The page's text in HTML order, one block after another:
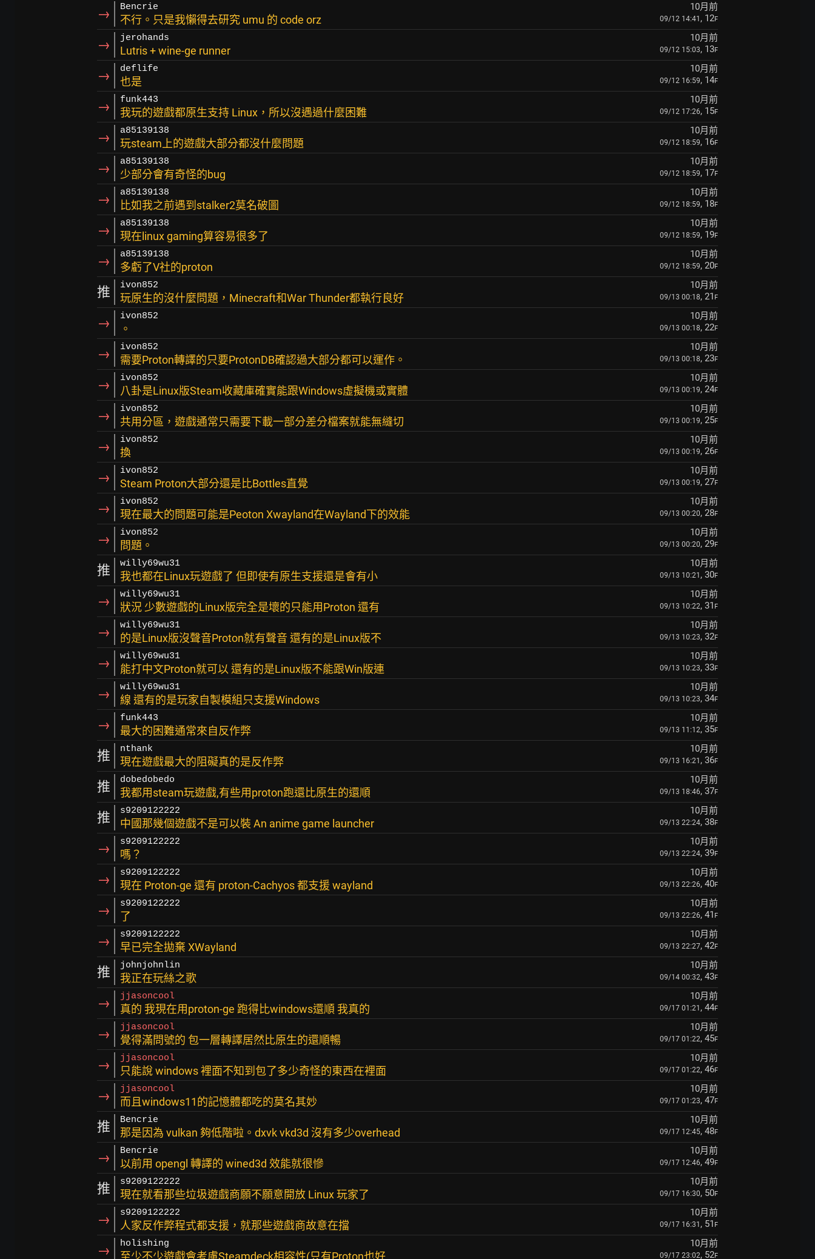
→ Bencrie 10月前
不行。只是我懶得去研究 umu 的 code orz 09/12 14:41 , 12F
→ jerohands 10月前
Lutris + wine-ge runner 09/12 15:03, 13F
→ deflife 10月前
也是 09/12 16:59, 14F
→ funk443 10月前
我玩的遊戲都原生支持 Linux，所以沒遇過什麼困難 09/12 17:26, 15F
→ a85139138 10月前
玩steam上的遊戲大部分都沒什麼問題 09/12 18:59, 16F
→ a85139138 10月前
少部分會有奇怪的bug 09/12 18:59, 17F
→ a85139138 10月前
比如我之前遇到stalker2莫名破圖 09/12 18:59, 18F
→ a85139138 10月前
現在linux gaming算容易很多了 09/12 18:59, 19F
→ a85139138 10月前
多虧了V社的proton 09/12 18:59, 20F
推 ivon852 10月前
玩原生的沒什麼問題，Minecraft和War Thunder都執行良好 09/13 00:18, 21 F
→ ivon852 10月前
。 09/13 00:18, 22F
→ ivon852 10月前
需要Proton轉譯的只要ProtonDB確認過大部分都可以運作。 09/13 00:18, 23F
→ ivon852 10月前
八卦是Linux版Steam收藏庫確實能跟Windows虛擬機或實體 09/13 00:19, 24F
→ ivon852 10月前
共用分區，遊戲通常只需要下載一部分差分檔案就能無縫切 09/13 00:19, 25F
→ ivon852 10月前
換 09/13 00:19, 26F
→ ivon852 10月前
Steam Proton大部分還是比Bottles直覺 09/13 00:19, 27F
→ ivon852 10月前
現在最大的問題可能是Peoton Xwayland在Wayland下的效能 09/13 00:20, 28F
→ ivon852 10月前
問題。 09/13 00:20, 29F
推 willy69wu31 10月前
我也都在Linux玩遊戲了 但即使有原生支援還是會有小 09/13 10:21 , 30F
→ willy69wu31 10月前
狀況 少數遊戲的Linux版完全是壞的只能用Proton 還有 09/13 10:22, 31 F
→ willy69wu31 10月前
的是Linux版沒聲音Proton就有聲音 還有的是Linux版不 09/13 10:23, 32F
→ willy69wu31 10月前
能打中文Proton就可以 還有的是Linux版不能跟Win版連 09/13 10:23, 33F
→ willy69wu31 10月前
線 還有的是玩家自製模組只支援Windows 09/13 10:23, 34F
→ funk443 10月前
最大的困難通常來自反作弊 09/13 11:12, 35F
推 nthank 10月前
現在遊戲最大的阻礙真的是反作弊 09/13 16:21 , 36F
推 dobedobedo 10月前
我都用steam玩遊戲,有些用proton跑還比原生的還順 09/13 18:46, 37F
推 s9209122222 10月前
中國那幾個遊戲不是可以裝 An anime game launcher 09/13 22:24, 38F
→ s9209122222 10月前
嗎？ 09/13 22:24, 39F
→ s9209122222 10月前
現在 Proton-ge 還有 proton-Cachyos 都支援 wayland 09/13 22:26, 40F
→ s9209122222 10月前
了 09/13 22:26, 41 F
→ s9209122222 10月前
早已完全拋棄 XWayland 09/13 22:27, 42F
推 johnjohnlin 10月前
我正在玩絲之歌 09/14 00:32, 43F
→ jjasoncool 10月前
真的 我現在用proton-ge 跑得比windows還順 我真的 09/17 01:21 , 44F
→ jjasoncool 10月前
覺得滿問號的 包一層轉譯居然比原生的還順暢 09/17 01:22, 45F
→ jjasoncool 10月前
只能說 windows 裡面不知到包了多少奇怪的東西在裡面 09/17 01:22, 46F
→ jjasoncool 10月前
而且windows11的記憶體都吃的莫名其妙 09/17 01:23, 47F
推 Bencrie 10月前
那是因為 vulkan 夠低階啦。dxvk vkd3d 沒有多少overhead 09/17 12:45, 48F
→ Bencrie 10月前
以前用 opengl 轉譯的 wined3d 效能就很慘 09/17 12:46, 49F
推 s9209122222 10月前
現在就看那些垃圾遊戲商願不願意開放 Linux 玩家了 09/17 16:30, 50F
→ s9209122222 10月前
人家反作弊程式都支援，就那些遊戲商故意在擋 09/17 16:31 , 51 F
→ holishing 10月前
至少不少遊戲會考慮Steamdeck相容性(只有Proton也好 09/17 23:02, 52F